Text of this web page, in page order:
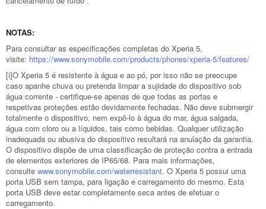
NOTAS:
Para consultar as especificações completas do Xperia 5,
visite: https://www.sonymobile.com/products/phones/xperia-5/features/
[i]O Xperia 5 é resistente à água e ao pó, por isso não se preocupe
caso apanhe chuva ou pretenda limpar a sujidade do dispositivo sob
água corrente - certifique-se apenas de que todas as portas e
respetivas proteções estão devidamente fechadas. Não deve submergir
totalmente o dispositivo, nem expô-lo à água do mar, água salgada,
água com cloro ou a líquidos, tais como bebidas. Qualquer utilização
inadequada ou abusiva do dispositivo resultará na anulação da garantia.
O dispositivo dispõe de uma classificação de proteção contra a entrada
de elementos exteriores de IP65/68. Para mais informações,
consulte www.sonymobile.com/waterresistant. O Xperia 5 possui uma
porta USB sem tampa, para ligação e carregamento do mesmo. Esta
porta USB deve estar completamente seca antes de efetuar o
carregamento.